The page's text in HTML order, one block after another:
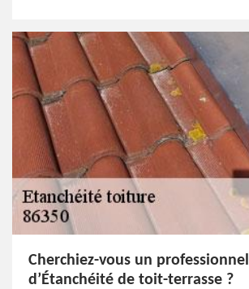
Cherchiez-vous un professionnel
d’Étanchéité de toit-terrasse ?